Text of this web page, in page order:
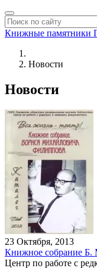
Книжные памятники
Новости
Новости
23 Октября, 2013
Книжное собрание
Центр по работе с